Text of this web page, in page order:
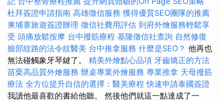
杜拜簽證申請指南 高雄徵信服務 獲得優質SEO團隊的推薦
柬埔寨旅遊簽證辦理 徵信社費用評估 到府外燴服務輕鬆享
受 頭痛放鬆按摩 台中撥筋療程 基隆徵信社查詢 自然修復
臉部紋路的法令紋醫美 台中推拿服務 什麼是SEO？ 他再也
無法碰觸象牙琴鍵了。 精美外燴點心品項 牙齒矯正的方法
苗栗高品質外燴服務 辦桌專業外燴服務 專業推拿 天母撥筋
療法 全方位提升自信的選擇：醫美療程 快速申請泰國簽證
我讀他最喜歡的書給他聽。 然後他們就這一點達成了一